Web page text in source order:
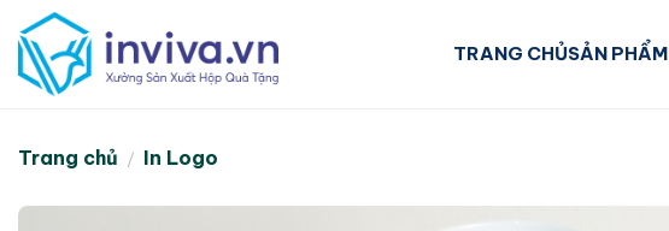
to
content
TRANG CHỦSẢN PHẨM
Trang chủ / In Logo